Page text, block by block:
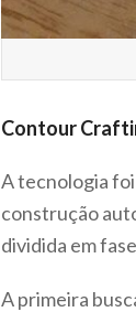
Contour
A tecnologia
construção
dividida em
A primeira